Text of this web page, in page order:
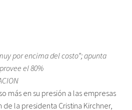
por encima del costo”; apunta
el 80%
más en su presión a las empresas
la presidenta Cristina Kirchner,